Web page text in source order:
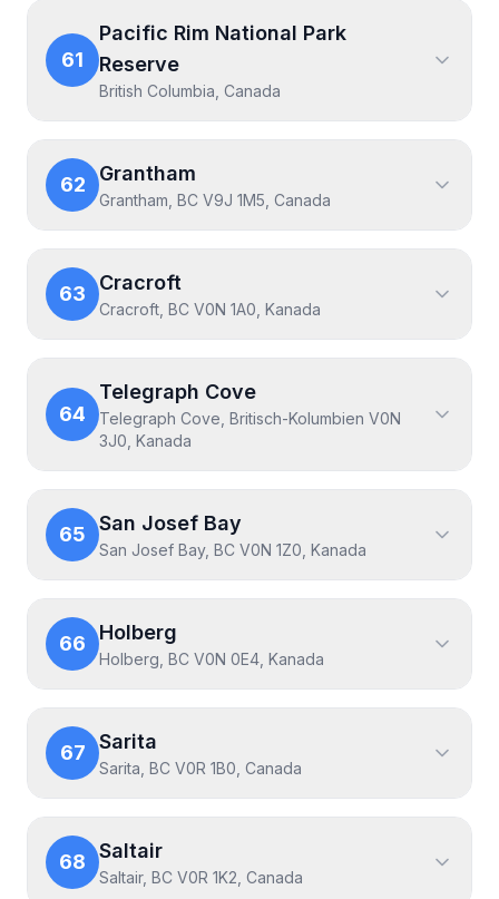
61
Pacific Rim National Park
Reserve
British Columbia, Canada
62 Grantham
Grantham, BC V9J 1M5, Canada
63 Cracroft
Cracroft, BC V0N 1A0, Kanada
64
Telegraph Cove
Telegraph Cove, Britisch-Kolumbien V0N
3J0, Kanada
65 San Josef Bay
San Josef Bay, BC V0N 1Z0, Kanada
66 Holberg
Holberg, BC V0N 0E4, Kanada
67 Sarita
Sarita, BC V0R 1B0, Canada
68 Saltair
Saltair, BC V0R 1K2, Canada